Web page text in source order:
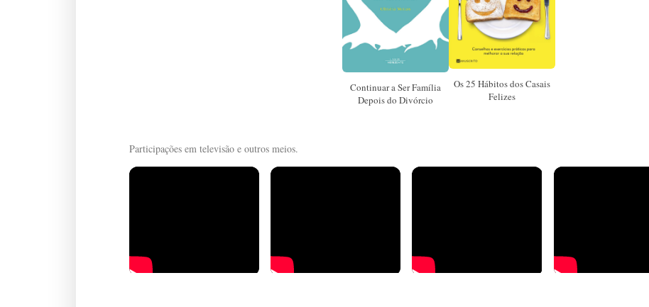
Continuar a Ser Família
Depois do Divórcio
Os 25 Hábitos dos Casais
Felizes
Participações em televisão e outros meios.